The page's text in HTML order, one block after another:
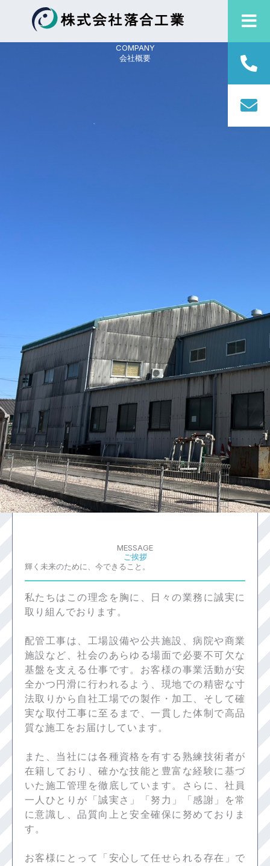
COMPANY
会社概要
MESSAGE
ご挨拶
輝く未来のために、今できること。
私たちはこの理念を胸に、日々の業務に誠実に
取り組んでおります。
配管工事は、工場設備や公共施設、病院や商業
施設など、社会のあらゆる場面で必要不可欠な
基盤を支える仕事です。お客様の事業活動が安
全かつ円滑に行われるよう、現地での精密な寸
法取りから自社工場での製作・加工、そして確
実な取付工事に至るまで、一貫した体制で高品
質な施工をお届けしています。
また、当社には各種資格を有する熟練技術者が
在籍しており、確かな技能と豊富な経験に基づ
いた施工管理を徹底しています。さらに、社員
一人ひとりが「誠実さ」「努力」「感謝」を常
に意識し、品質向上と安全確保に努めておりま
す。
お客様にとって「安心して任せられる存在」で